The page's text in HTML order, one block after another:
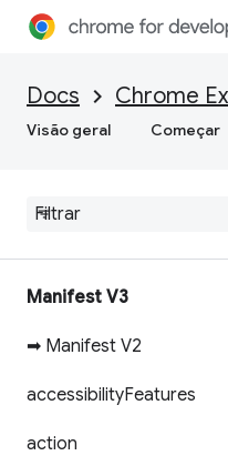
Docs Chrome
Visão geral Começar
Manifest V3
➡ Manifest V2
accessibilityFeatures
action